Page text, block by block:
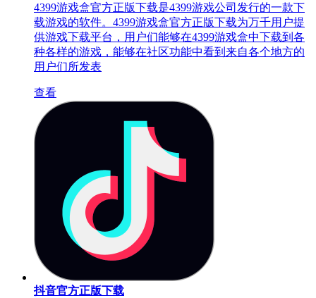
4399游戏盒官方正版下载是4399游戏公司发行的一款下
载游戏的软件。4399游戏盒官方正版下载为万千用户提
供游戏下载平台，用户们能够在4399游戏盒中下载到各
种各样的游戏，能够在社区功能中看到来自各个地方的
用户们所发表
查看
抖音官方正版下载